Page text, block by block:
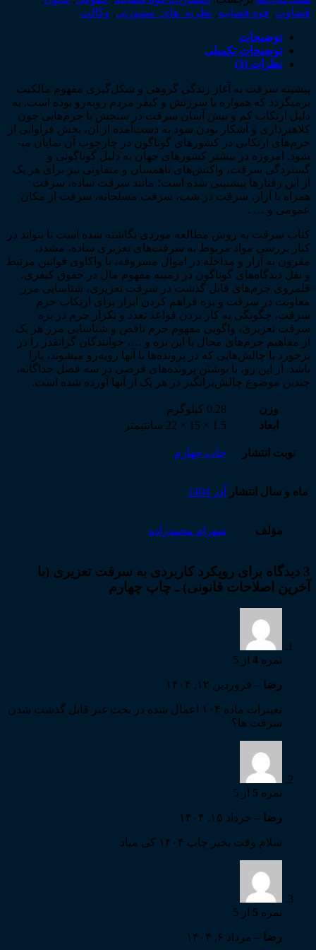
تعزیری
(با
آخرین
اصلاحات
قانونی)
چاپ
چهارم
عدد
قضاوت, قوه قضاییه, نظریه_های_مشورتی, وکالت
توضیحات
توضیحات تکمیلی
نظرات (3)
پیشینه سرقت به آغاز زندگی گروهی و شکل­‌گیری مفهوم مالکیت
برمی­گردد که همواره با سرزنش و کیفر مردم روبه­‌رو بوده است. به
دلیل ارتکاب کم و بیش آسان سرقت در سنجش با جرم‌­هایی چون
کلاهبرداری و آشکار بودن سود به دست­‌آمده از آن، بخش فراوانی از
جرم‌­های ارتکابی در کشورهای گوناگون در چارچوب آن نمایان می­
شود. امروزه در بیشتر کشورهای جهان به دلیل گوناگونی و
گستردگی سرقت، واکنش­‌های ناهمسان و متفاوتی نیز برای هر یک
از این رفتارها پیش­بینی شده است؛ مانند سرقت ساده، سرقت
همراه با آزار، سرقت در شب، سرقت مسلحانه، سرقت از مکان
عمومی و … .
کتاب سرقت به روش مطالعه موردی نگاشته شده است تا بتواند در
کنار بررسی مواد مربوط به سرقت­‌های تعزیری ساده، مشدد،
مقرون به آزار و مداخله در اموال مسروقه، با واکاوی قوانین مرتبط
و نقل دیدگاه­‌های گوناگون در زمینه مفهوم مال در حقوق کیفری،
قلمروی جرم­‌های قابل گذشت در سرقت تعزیری، شناسایی مرز
معاونت در سرقت و بزه فراهم کردن ابزار برای ارتکاب جرم
سرقت، چگونگی به کار بردن قواعد تعدد و تکرار جرم در بزه
سرقت تعزیری، واگویی مفهوم جرم ناقص و شناسایی مرز هر یک
از مفاهیم جرم­‌های محال با این بزه و …، خوانندگان گرانقدر را در
برخورد با چالش‌­هایی که در پرونده­­‌ها با آن­ها روبه­‌رو می­شوند، یارا
باشد. از این رو، با نوشتن پرونده­‌های فرضی در سه فصل جداگانه،
چندین موضوع چالش‌­برانگیز در هر یک از آن­ها آورده شده است.
وزن
0.28 کیلوگرم
ابعاد
1.5 × 15 × 22 سانتیمتر
نوبت انتشار چاپ چهارم
ماه و سال انتشار آذر 1404
مؤلف شهرام محمدزاده
3 دیدگاه برای
رویکرد کاربردی به سرقت تعزیری (با
آخرین اصلاحات قانونی) ـ چاپ چهارم
نمره 4 از 5
رضا – فروردین ۱۲, ۱۴۰۴
تغییرات ماده ۱۰۴ اعمال شده در بحث غیر قابل گذشت شدن
سرقت ها؟
نمره 5 از 5
رضا – خرداد ۱۵, ۱۴۰۴
سلام وقت بخیر چاپ ۱۴۰۴ کی میاد
نمره 5 از 5
رضا – مرداد ۶, ۱۴۰۴